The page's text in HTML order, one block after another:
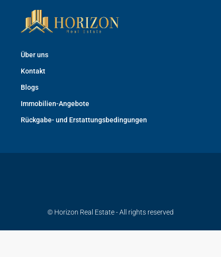
Über uns
Kontakt
Blogs
Immobilien-Angebote
Rückgabe- und Erstattungsbedingungen
© Horizon Real Estate - All rights reserved